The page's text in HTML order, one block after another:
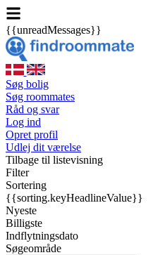
{{unreadMessages}}
Søg bolig
Søg roommates
Råd og svar
Log ind
Opret profil
Udlej dit værelse
Tilbage til listevisning
Filter
Sortering
{{sorting.keyHeadlineValue}}
Nyeste
Billigste
Indflytningsdato
Søgeområde